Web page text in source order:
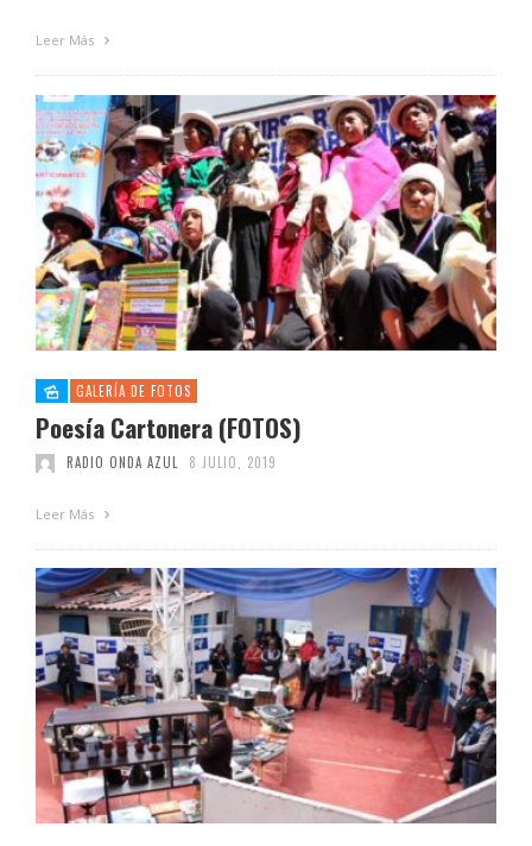
Leer Más
GALERÍA DE FOTOS
Poesía Cartonera (FOTOS)
RADIO ONDA AZUL 8 JULIO, 2019
Leer Más